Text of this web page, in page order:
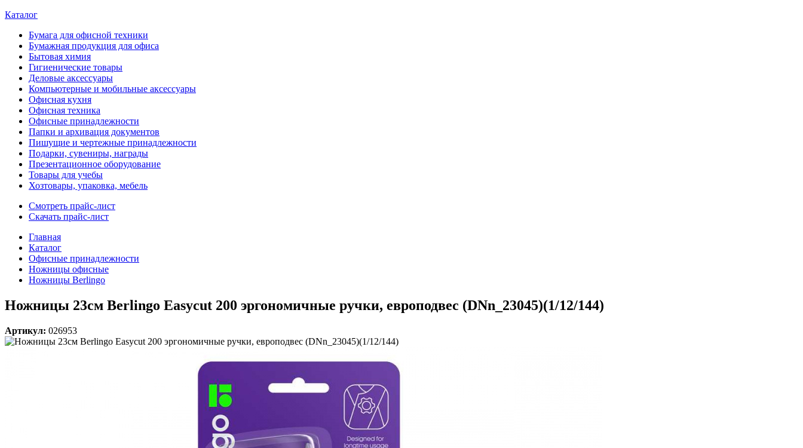
Каталог
Бумага для офисной техники
Бумажная продукция для офиса
Бытовая химия
Гигиенические товары
Деловые аксессуары
Компьютерные и мобильные аксессуары
Офисная кухня
Офисная техника
Офисные принадлежности
Папки и архивация документов
Пишущие и чертежные принадлежности
Подарки, сувениры, награды
Презентационное оборудование
Товары для учебы
Хозтовары, упаковка, мебель
Смотреть прайс-лист
Скачать прайс-лист
Главная
Каталог
Офисные принадлежности
Ножницы офисные
Ножницы Berlingo
Ножницы 23см Berlingo Easycut 200 эргономичные ручки, европодвес (DNn_23045)(1/12/144)
Артикул: 026953